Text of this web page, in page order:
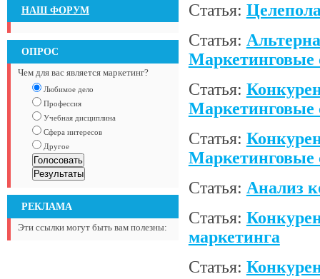
НАШ ФОРУМ
ОПРОС
Чем для вас является маркетинг?
Любимое дело
Профессия
Учебная дисциплина
Сфера интересов
Другое
РЕКЛАМА
Эти ссылки могут быть вам полезны:
Статья:
Статья:
Маркетинговые
Статья:
Маркетинговые
Статья:
Маркетинговые
Статья: Анализ
Статья:
маркетинга
Статья: